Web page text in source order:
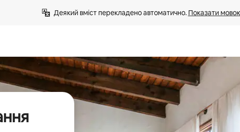
Деякий вміст перекладено автоматично. Показати